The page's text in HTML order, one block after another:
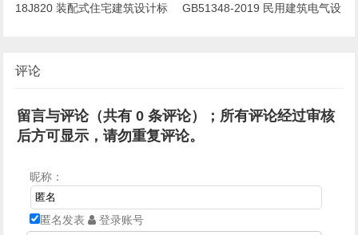
18J820 装配式住宅建筑设计标
GB51348-2019 民用建筑电气设
评论
留言与评论（共有0 条评论）；所有评论经过审核
后方可显示，请勿重复评论。
昵称：
匿名发表 登录账号